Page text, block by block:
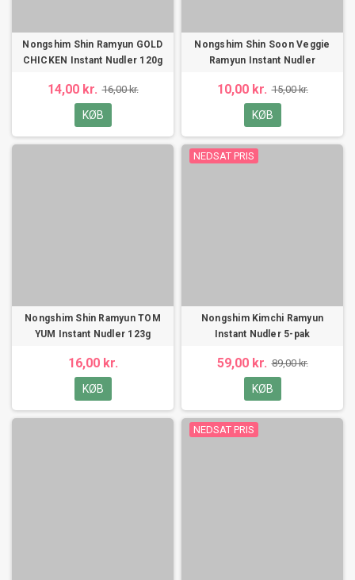
Nongshim Shin Ramyun GOLD
CHICKEN Instant Nudler 120g
14,00 kr. 16,00 kr.
KØB
Nongshim Shin Soon Veggie
Ramyun Instant Nudler
10,00 kr. 15,00 kr.
KØB
Nongshim Shin Ramyun TOM
YUM Instant Nudler 123g
16,00 kr.
KØB
NEDSAT PRIS
Nongshim Kimchi Ramyun
Instant Nudler 5-pak
59,00 kr. 89,00 kr.
KØB
NEDSAT PRIS